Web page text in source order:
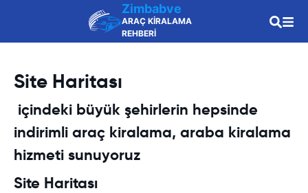
Zimbabve
ARAÇ KİRALAMA
REHBERİ
Site Haritası
içindeki büyük şehirlerin hepsinde
indirimli araç kiralama, araba kiralama
hizmeti sunuyoruz
Site Haritası